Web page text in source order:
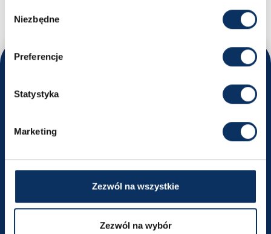
zgody
Niezbędne
Preferencje
Statystyka
Marketing
Zezwól na wszystkie
Zezwól na wybór
Poznaj nasze oddziały i umów się na rozmowę
Wyznacz trasę
krakow@sprowadzamyauta.pl